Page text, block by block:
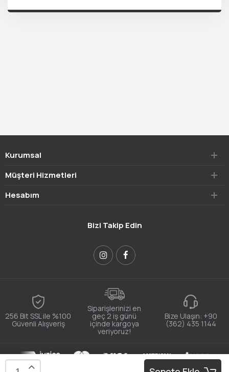
Kurumsal
Müşteri Hizmetleri
Hesabım
Bizi Takip Edin
256 Bit SSL ile %100
Güvenli Alışveriş
Siparişlerinizi en
geç 2 iş günü
içinde kargoya
veriyoruz!
Bize Ulaşın: +90
(362) 435 1144
sitebizden